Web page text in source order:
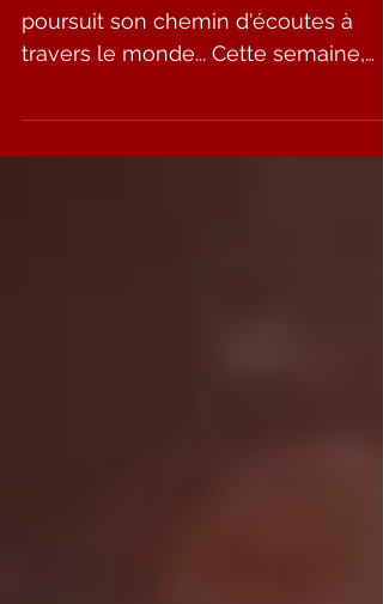
Notre nouvel album NEVER ALONE
poursuit son chemin d'écoutes à
notre titre SUCK THE CLOWN entre
dans...